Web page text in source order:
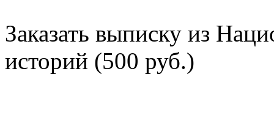
Заказать выписку из
историй (500 руб.)